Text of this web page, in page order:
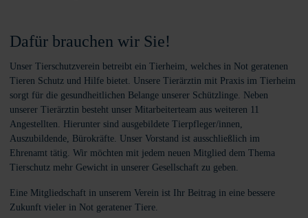
Dafür brauchen wir Sie!
Unser Tierschutzverein betreibt ein Tierheim, welches in Not geratenen
Tieren Schutz und Hilfe bietet. Unsere Tierärztin mit Praxis im Tierheim
sorgt für die gesundheitlichen Belange unserer Schützlinge. Neben
unserer Tierärztin besteht unser Mitarbeiterteam aus weiteren 11
Angestellten. Hierunter sind ausgebildete Tierpfleger/innen,
Auszubildende, Bürokräfte. Unser Vorstand ist ausschließlich im
Ehrenamt tätig. Wir möchten mit jedem neuen Mitglied dem Thema
Tierschutz mehr Gewicht in unserer Gesellschaft zu geben.
Eine Mitgliedschaft in unserem Verein ist Ihr Beitrag in eine bessere
Zukunft vieler in Not geratener Tiere.